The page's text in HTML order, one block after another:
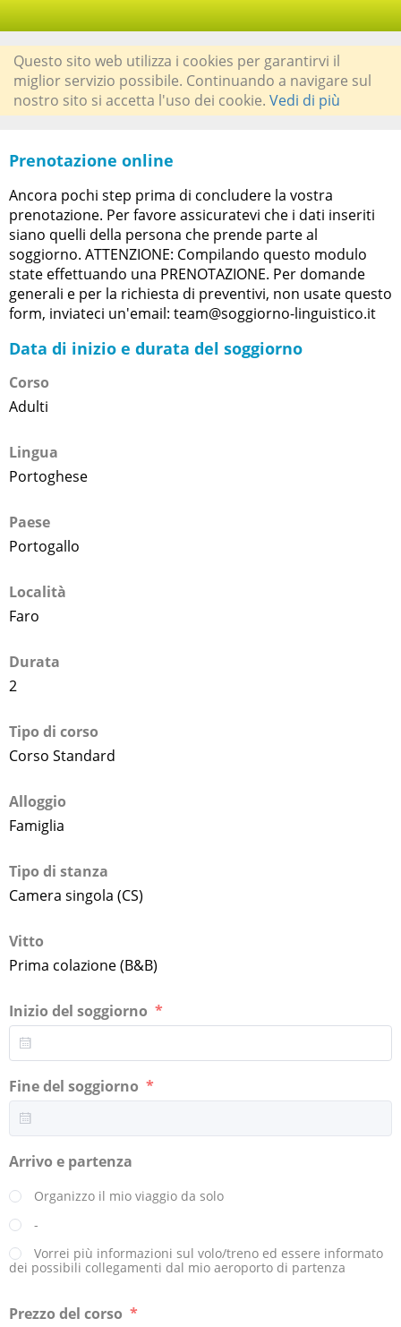
Questo sito web utilizza i cookies per garantirvi il
miglior servizio possibile. Continuando a navigare sul
nostro sito si accetta l'uso dei cookie. Vedi di più
Prenotazione online
Ancora pochi step prima di concludere la vostra
prenotazione. Per favore assicuratevi che i dati inseriti
siano quelli della persona che prende parte al
soggiorno. ATTENZIONE: Compilando questo modulo
state effettuando una PRENOTAZIONE. Per domande
generali e per la richiesta di preventivi, non usate questo
form, inviateci un'email: team@soggiorno-linguistico.it
Data di inizio e durata del soggiorno
Corso
Adulti
Lingua
Portoghese
Paese
Portogallo
Località
Faro
Durata
2
Tipo di corso
Corso Standard
Alloggio
Famiglia
Tipo di stanza
Camera singola (CS)
Vitto
Prima colazione (B&B)
Inizio del soggiorno
Fine del soggiorno
Arrivo e partenza
Organizzo il mio viaggio da solo
-
Vorrei più informazioni sul volo/treno ed essere informato
dei possibili collegamenti dal mio aeroporto di partenza
Prezzo del corso